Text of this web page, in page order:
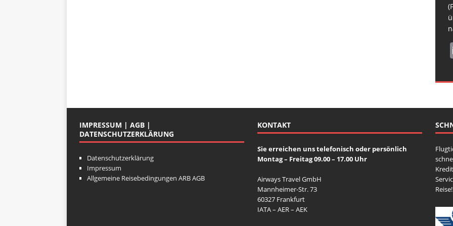
IMPRESSUM | AGB |
DATENSCHUTZERKLÄRUNG
Datenschutzerklärung
Impressum
Allgemeine Reisebedingungen ARB AGB
KONTAKT
Sie erreichen uns telefonisch oder persönlich
Montag – Freitag 09.00 – 17.00 Uhr
Airways Travel GmbH
Mannheimer-Str. 73
60327 Frankfurt
IATA – AER – AEK